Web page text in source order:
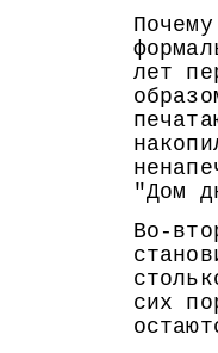
лет
"Дом
Во-
сих